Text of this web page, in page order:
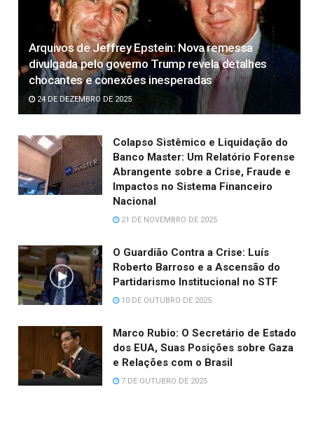
Arquivos de Jeffrey Epstein: Nova remessa
divulgada pelo governo Trump revela detalhes
chocantes e conexões inesperadas
24 DE DEZEMBRO DE 2025
Colapso Sistêmico e Liquidação do
Banco Master: Um Relatório Forense
Abrangente sobre a Crise, Fraude e
Impactos no Sistema Financeiro
Nacional
21 DE NOVEMBRO DE 2025
O Guardião Contra a Crise: Luís
Roberto Barroso e a Ascensão do
Partidarismo Institucional no STF
10 DE OUTUBRO DE 2025
Marco Rubio: O Secretário de Estado
dos EUA, Suas Posições sobre Gaza
e Relações com o Brasil
7 DE OUTUBRO DE 2025